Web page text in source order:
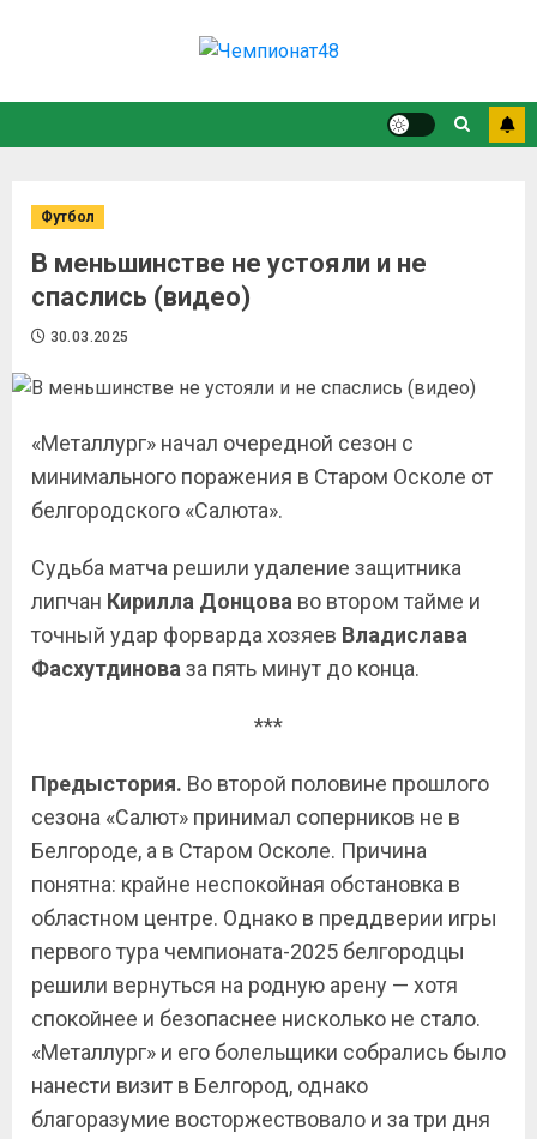
Футбол
В меньшинстве не устояли и не
спаслись (видео)
30.03.2025
«Металлург» начал очередной сезон с
минимального поражения в Старом Осколе от
белгородского «Салюта».
Судьба матча решили удаление защитника
липчан Кирилла Донцова во втором тайме и
точный удар форварда хозяев Владислава
Фасхутдинова за пять минут до конца.
***
Предыстория. Во второй половине прошлого
сезона «Салют» принимал соперников не в
Белгороде, а в Старом Осколе. Причина
понятна: крайне неспокойная обстановка в
областном центре. Однако в преддверии игры
первого тура чемпионата-2025 белгородцы
решили вернуться на родную арену — хотя
спокойнее и безопаснее нисколько не стало.
«Металлург» и его болельщики собрались было
нанести визит в Белгород, однако
благоразумие восторжествовало и за три дня